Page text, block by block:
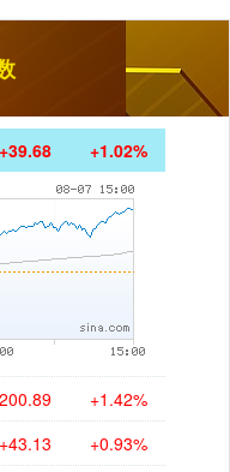
+39.68 +1.02%
+1.42%
+43.13 +0.93%